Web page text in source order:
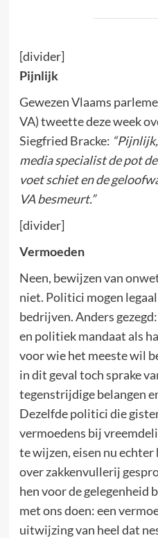
[divider]
Pijnlijk
Gewezen Vlaams
VA) tweette deze week
Siegfried Bracke:
media specialist de pot
voet schiet en de
VA besmeurt.”
[divider]
Vermoeden
Neen, bewijzen van
niet. Politici mogen
bedrijven. Anders
en politiek mandaat als
voor wie het meeste wil
in dit geval toch sprake
tegenstrijdige belangen
Dezelfde politici die
vermoedens bij
te wijzen, eisen nu
over zakkenvullerij
hen voor de gelegenheid
met ons doen: een
uitwijzing van heel dat